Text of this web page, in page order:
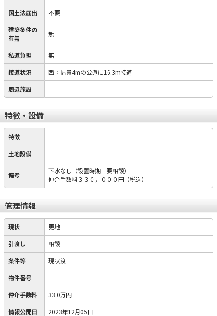
国土法届出 不要
建築条件の
有無
無
私道負担 無
接道状況 西：幅員4mの公道に16.3m接道
周辺施設
特徴・設備
特徴 －
土地設備
備考
下水なし（設置時期 要相談）
仲介手数料３３０，０００円（税込）
管理情報
現状 更地
引渡し 相談
条件等 現状渡
物件番号 －
仲介手数料 33.0万円
情報公開日 2023年12月05日